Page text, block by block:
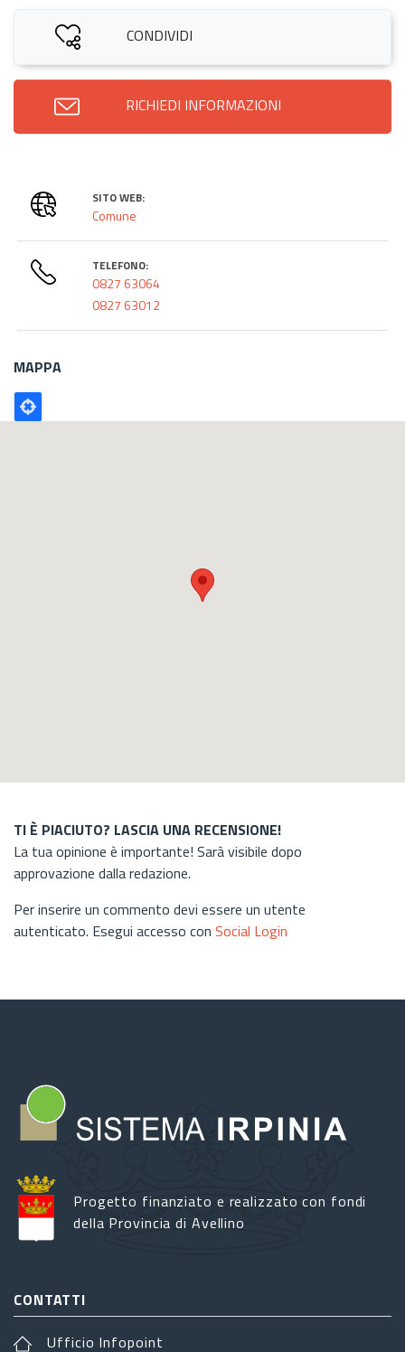
CONDIVIDI
RICHIEDI INFORMAZIONI
SITO WEB:
Comune
TELEFONO:
0827 63064
0827 63012
MAPPA
Poligono
GEO
TI È PIACIUTO? LASCIA UNA RECENSIONE!
La tua opinione è importante! Sarà visibile dopo
approvazione dalla redazione.
Per inserire un commento devi essere un utente
autenticato. Esegui accesso con Social Login
Progetto finanziato e realizzato con fondi
della Provincia di Avellino
CONTATTI
Ufficio Infopoint